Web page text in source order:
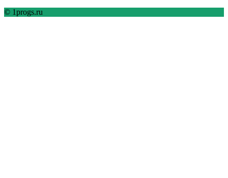
© 1progs.ru